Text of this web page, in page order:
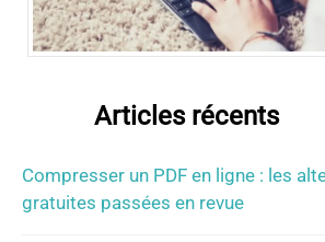
Articles récents
Compresser un PDF en ligne : les
gratuites passées en revue